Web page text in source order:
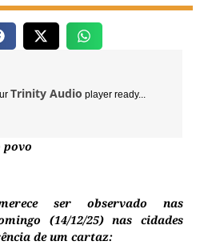
Trinity Audio player ready...
povo
ser observado nas
(14/12/25) nas cidades
de um cartaz: